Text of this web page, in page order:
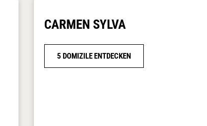
CARMEN SYLVA
5 DOMIZILE ENTDECKEN